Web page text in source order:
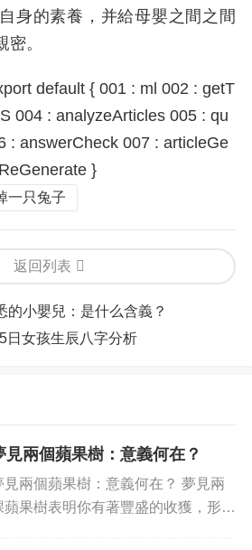
身的素養，并給母嬰之間之間
。
default { 001 : ml 002 : getT
004 : analyzeArticles 005 : qu
: answerCheck 007 : articleGe
}
一只兔子
返回列表
的小嬰兒：是什么含義？
日女孩生辰八字分析
見兩個蘋果樹：意義何在？
見兩個蘋果樹：意義何在？ 夢見兩
蘋果樹表明你有著豐盛的收獲，形容